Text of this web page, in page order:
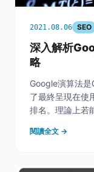
2021.08.06 SEO
深入解析
略
Google演算法
了最終呈現在使
排名。理論上若
我們能投演算法
閱讀全文 →